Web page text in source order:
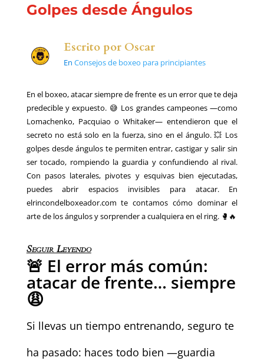
Golpes desde Ángulos
Escrito por Oscar
En Consejos de boxeo para principiantes
En el boxeo, atacar siempre de frente es un error que te deja
predecible y expuesto. 😅 Los grandes campeones —como
Lomachenko, Pacquiao o Whitaker— entendieron que el
secreto no está solo en la fuerza, sino en el ángulo. 💥 Los
golpes desde ángulos te permiten entrar, castigar y salir sin
ser tocado, rompiendo la guardia y confundiendo al rival.
Con pasos laterales, pivotes y esquivas bien ejecutadas,
puedes abrir espacios invisibles para atacar. En
elrincondelboxeador.com te contamos cómo dominar el
arte de los ángulos y sorprender a cualquiera en el ring. 🥊🔥
Seguir Leyendo
🚨 El error más común:
atacar de frente… siempre
😩
Si llevas un tiempo entrenando, seguro te
ha pasado: haces todo bien —guardia